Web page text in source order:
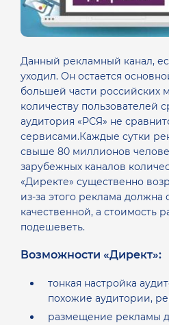
Данный рекламный канал,
уходил. Он остается
большей части российских
количеству пользователей
аудитория «РСЯ» не
сервисами.Каждые сутки
свыше 80 миллионов
зарубежных каналов
«Директе» существенно
из-за этого реклама должна
качественной, а стоимость
подешеветь.
Возможности «Директ»:
тонкая настройка
похожие аудитории,
размещение рекламы